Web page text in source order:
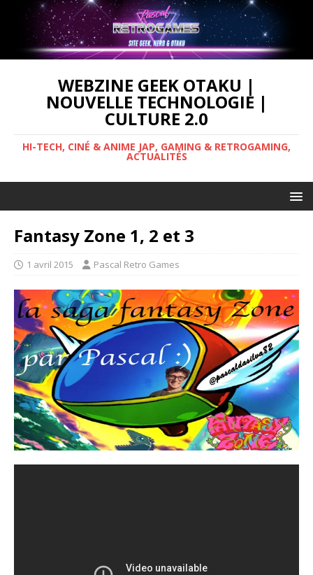
WEBZINE GEEK OTAKU |
NOUVELLE TECHNOLOGIE |
CULTURE 2.0
HI-TECH, CINÉ & ANIME JAP, GAMING & RETROGAMING,
ACTUALITÉS
Fantasy Zone 1, 2 et 3
1 avril 2015 Pascal Retro Games